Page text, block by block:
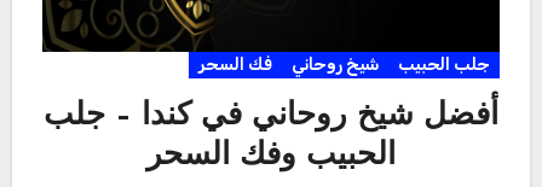
جلب الحبيب شيخ روحاني فك السحر
أفضل شيخ روحاني في كندا – جلب
الحبيب وفك السحر